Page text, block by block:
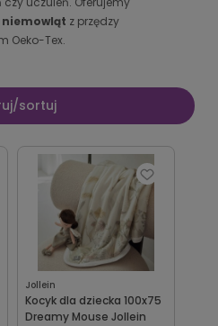
niemowląt z przędzy
Oeko-Tex.
sortuj
Jollein
Kocyk dla dziecka 100x75
Dreamy Mouse Jollein